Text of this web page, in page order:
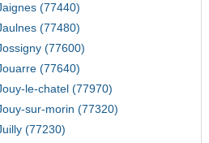
(77440)
(77480)
(77600)
(77640)
le-chatel (77970)
sur-morin (77320)
(77230)